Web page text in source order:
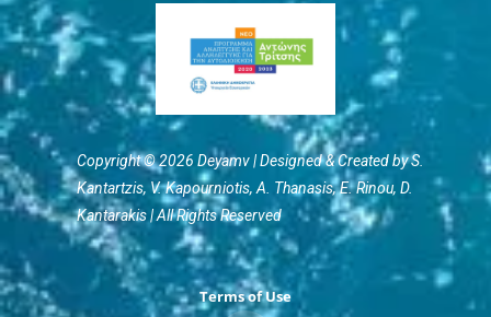
Copyright © 2026 Deyamv | Designed & Created by S.
Kantartzis, V. Kapourniotis, Α. Thanasis, E. Rinou, D.
Kantarakis | All Rights Reserved
Terms of Use